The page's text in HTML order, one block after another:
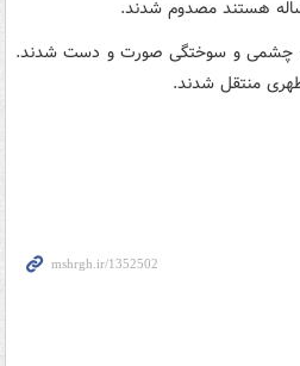
چشمی و سوختگی صورت و دست شدند.
منتقل شدند.